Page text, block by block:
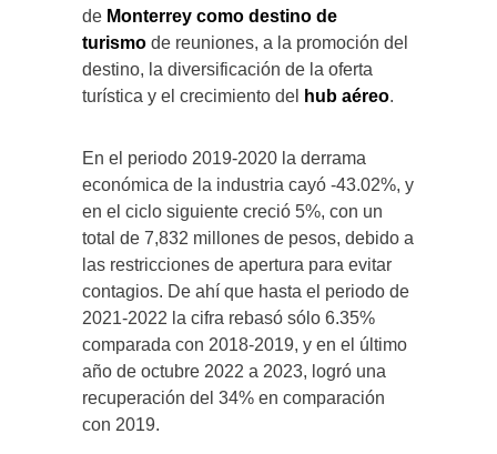
de Monterrey como destino de
turismo de reuniones, a la promoción del
destino, la diversificación de la oferta
turística y el crecimiento del
hub aéreo.
En el periodo 2019-2020 la derrama
económica de la industria cayó -43.02%, y
en el ciclo siguiente creció 5%, con un
total de 7,832 millones de pesos, debido a
las restricciones de apertura para evitar
contagios. De ahí que hasta el periodo de
2021-2022 la cifra rebasó sólo 6.35%
comparada con 2018-2019, y en el último
año de octubre 2022 a 2023, logró una
recuperación del 34% en comparación
con 2019.